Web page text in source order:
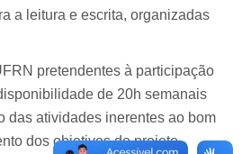
a leitura e escrita, organizadas
pretendentes à participação
de 20h semanais
das atividades inerentes ao bom
dos objetivos do projeto.